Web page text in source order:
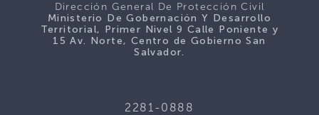
Dirección General De Protección Civil
Ministerio De Gobernación Y Desarrollo
Territorial, Primer Nivel 9 Calle Poniente y
15 Av. Norte, Centro de Gobierno San
Salvador.
2281-0888